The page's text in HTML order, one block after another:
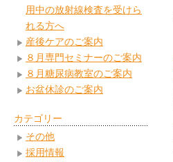
用中の放射線検査を受けら
れる方へ
産後ケアのご案内
８月専門セミナーのご案内
８月糖尿病教室のご案内
お盆休診のご案内
カテゴリー
その他
採用情報